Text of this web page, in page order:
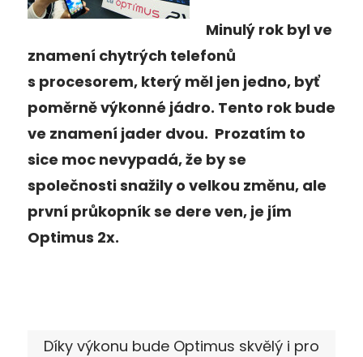
Minulý rok byl ve
znamení chytrých telefonů
s procesorem, který měl jen jedno, byť
poměrně výkonné jádro. Tento rok bude
ve znamení jader dvou. Prozatím to
sice moc nevypadá, že by se
společnosti snažily o velkou změnu, ale
první průkopník se dere ven, je jím
Optimus 2x.
Díky výkonu bude Optimus skvělý i pro